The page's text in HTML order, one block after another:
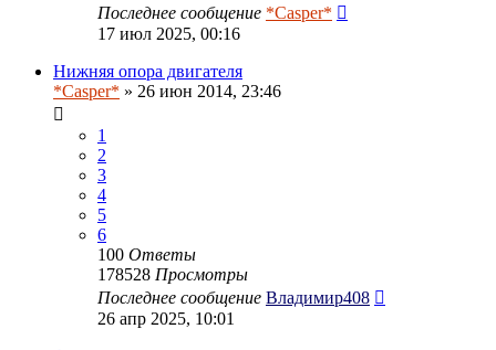
Последнее сообщение *Casper*
17 июл 2025, 00:16
Нижняя опора двигателя
*Casper* » 26 июн 2014, 23:46
1
2
3
4
5
6
100 Ответы
178528 Просмотры
Последнее сообщение Владимир408
26 апр 2025, 10:01